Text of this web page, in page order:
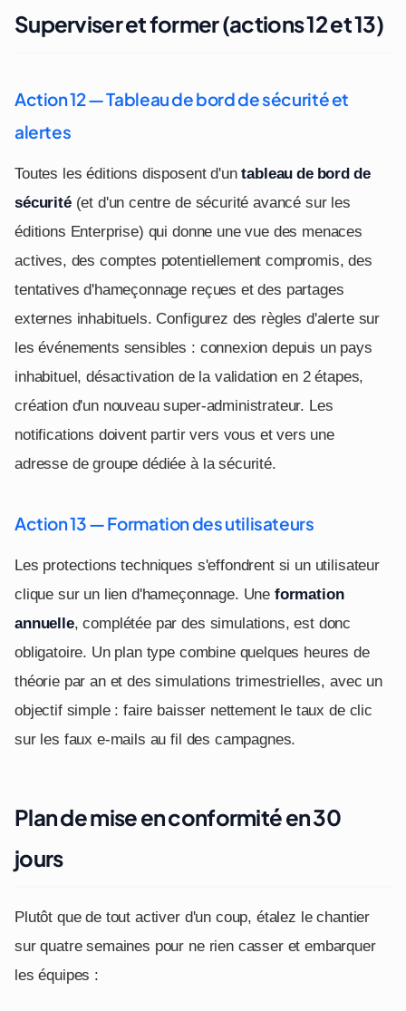
Superviser et former (actions 12 et 13)
Action 12 — Tableau de bord de sécurité et
alertes
Toutes les éditions disposent d'untableau de bord de
sécurité(et d'un centre de sécurité avancé sur les
éditions Enterprise) qui donne une vue des menaces
actives, des comptes potentiellement compromis, des
tentatives d'hameçonnage reçues et des partages
externes inhabituels. Configurez des règles d'alerte sur
les événements sensibles : connexion depuis un pays
inhabituel, désactivation de la validation en 2 étapes,
création d'un nouveau super-administrateur. Les
notifications doivent partir vers vous et vers une
adresse de groupe dédiée à la sécurité.
Action 13 — Formation des utilisateurs
Les protections techniques s'effondrent si un utilisateur
clique sur un lien d'hameçonnage. Une formation
annuelle, complétée par des simulations, est donc
obligatoire. Un plan type combine quelques heures de
théorie par an et des simulations trimestrielles, avec un
objectif simple : faire baisser nettement le taux de clic
sur les faux e-mails au fil des campagnes.
Plan de mise en conformité en 30
jours
Plutôt que de tout activer d'un coup, étalez le chantier
sur quatre semaines pour ne rien casser et embarquer
les équipes :